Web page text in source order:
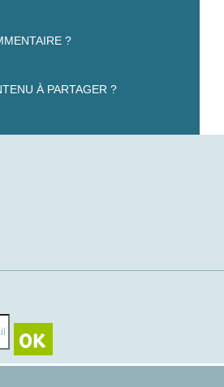
?
À PARTAGER ?